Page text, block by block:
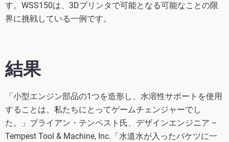
す。WSS150は、3Dプリンタで可能となる可能なことの限
界に挑戦している一例です。
結果
「小型エンジン部品の1つを造形し、水溶性サポートを使用
することは、私たちにとってゲームチェンジャーでし
た。」ブライアン・テンペスト氏、デザインエンジニア –
Tempest Tool & Machine, Inc.「水道水が入ったバケツに一